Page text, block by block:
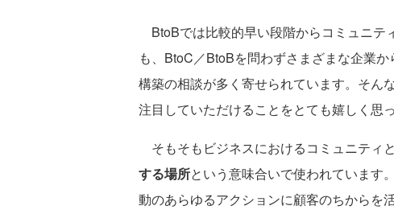
BtoBでは比較的早い段階からコミュニテ
も、BtoC／BtoBを問わずさまざまな企業
構築の相談が多く寄せられています。そん
注目していただけることをとても嬉しく思っ
そもそもビジネスにおけるコミュニティと
する場所という意味合いで使われています
動のあらゆるアクションに顧客のちからを